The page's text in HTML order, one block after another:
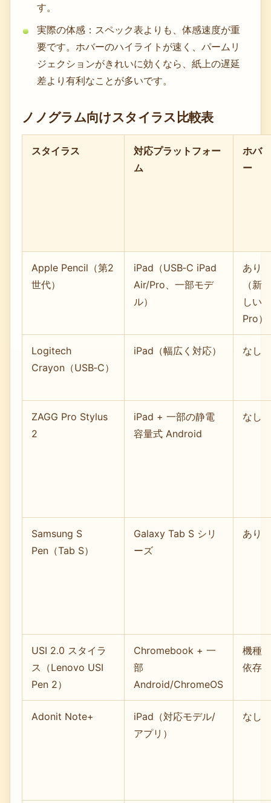
す。
実際の体感：スペック表よりも、体感速度が重
要です。ホバーのハイライトが速く、パームリ
ジェクションがきれいに効くなら、紙上の遅延
差より有利なことが多いです。
ノノグラム向けスタイラス比較表
スタイラス
対応プラットフォー
ム
ホバ
ー
Apple Pencil（第2
世代）
iPad（USB‑C iPad
Air/Pro、一部モデ
ル）
あり
（新
しい
Pro）
Logitech
Crayon（USB‑C）
iPad（幅広く対応） なし
ZAGG Pro Stylus
2
iPad + 一部の静電
容量式 Android
なし
Samsung S
Pen（Tab S）
Galaxy Tab S シリ
ーズ
あり
USI 2.0 スタイラ
ス（Lenovo USI
Pen 2）
Chromebook + 一
部
Android/ChromeOS
機種
依存
Adonit Note+
iPad（対応モデル/
アプリ）
なし